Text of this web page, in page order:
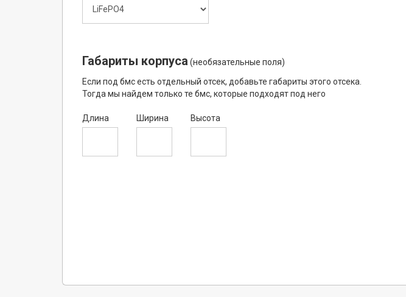
Габариты корпуса (необязательные поля)
Если под бмс есть отдельный отсек, добавьте габариты этого отсека.
Тогда мы найдем только те бмс, которые подходят под него
Длина Ширина Высота